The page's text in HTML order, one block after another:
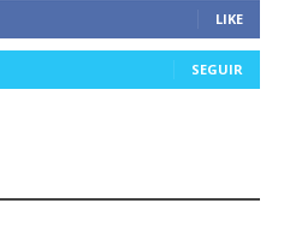
LIKE
SEGUIR